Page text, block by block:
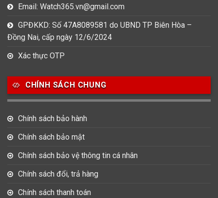
Email: Watch365.vn@gmail.com
GPĐKKD: Số 47A8089581 do UBND TP Biên Hòa –
Đồng Nai, cấp ngày 12/6/2024
Xác thực OTP
CHÍNH SÁCH CHUNG
Chính sách bảo hành
Chính sách bảo mật
Chính sách bảo vệ thông tin cá nhân
Chính sách đổi, trả hàng
Chính sách thanh toán